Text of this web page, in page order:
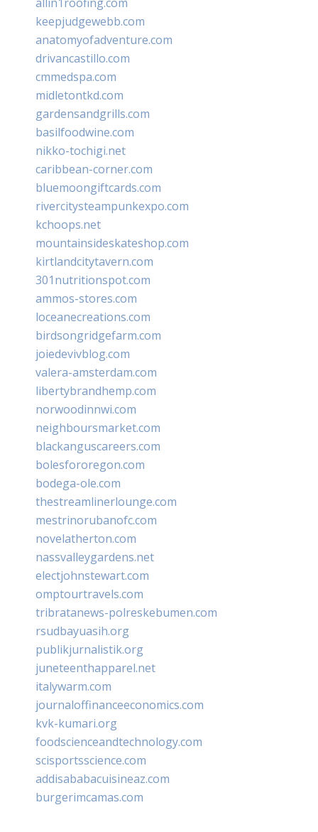
keepjudgewebb.com
anatomyofadventure.com
drivancastillo.com
cmmedspa.com
midletontkd.com
gardensandgrills.com
basilfoodwine.com
nikko-tochigi.net
caribbean-corner.com
bluemoongiftcards.com
rivercitysteampunkexpo.com
kchoops.net
mountainsideskateshop.com
kirtlandcitytavern.com
301nutritionspot.com
ammos-stores.com
loceanecreations.com
birdsongridgefarm.com
joiedevivblog.com
valera-amsterdam.com
libertybrandhemp.com
norwoodinnwi.com
neighboursmarket.com
blackanguscareers.com
bolesfororegon.com
bodega-ole.com
thestreamlinerlounge.com
mestrinorubanofc.com
novelatherton.com
nassvalleygardens.net
electjohnstewart.com
omptourtravels.com
tribratanews-polreskebumen.com
rsudbayuasih.org
publikjurnalistik.org
juneteenthapparel.net
italywarm.com
journaloffinanceeconomics.com
kvk-kumari.org
foodscienceandtechnology.com
scisportsscience.com
addisababacuisineaz.com
burgerimcamas.com